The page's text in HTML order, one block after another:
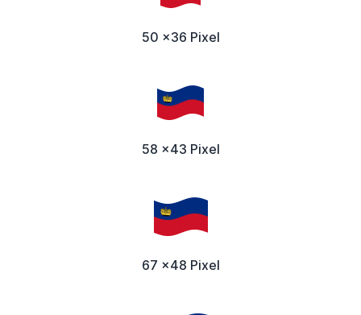
50 x36 Pixel
58 x43 Pixel
67 x48 Pixel